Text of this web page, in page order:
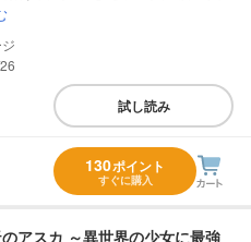
試し読み
130ポイント
すぐに購入
のアスカ ～異世界の少女に最強